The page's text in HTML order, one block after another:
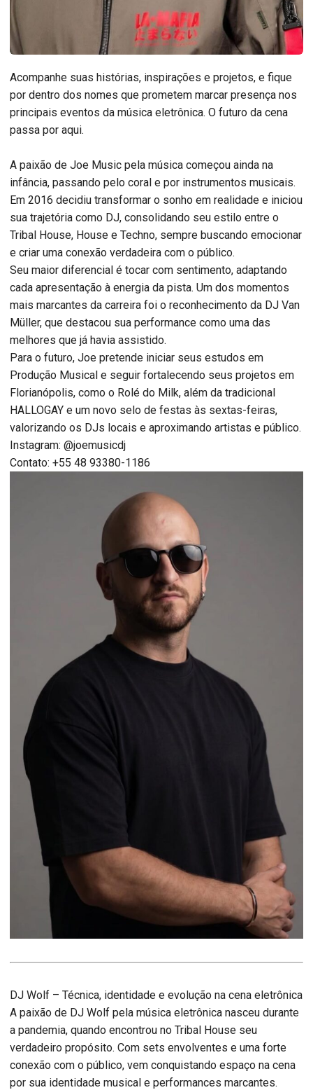
Acompanhe suas histórias, inspirações e projetos, e fique
por dentro dos nomes que prometem marcar presença nos
principais eventos da música eletrônica. O futuro da cena
passa por aqui.
A paixão de Joe Music pela música começou ainda na
infância, passando pelo coral e por instrumentos musicais.
Em 2016 decidiu transformar o sonho em realidade e iniciou
sua trajetória como DJ, consolidando seu estilo entre o
Tribal House, House e Techno, sempre buscando emocionar
e criar uma conexão verdadeira com o público.
Seu maior diferencial é tocar com sentimento, adaptando
cada apresentação à energia da pista. Um dos momentos
mais marcantes da carreira foi o reconhecimento da DJ Van
Müller, que destacou sua performance como uma das
melhores que já havia assistido.
Para o futuro, Joe pretende iniciar seus estudos em
Produção Musical e seguir fortalecendo seus projetos em
Florianópolis, como o Rolé do Milk, além da tradicional
HALLOGAY e um novo selo de festas às sextas-feiras,
valorizando os DJs locais e aproximando artistas e público.
Instagram: @joemusicdj
Contato: +55 48 93380-1186
DJ Wolf – Técnica, identidade e evolução na cena eletrônica
A paixão de DJ Wolf pela música eletrônica nasceu durante
a pandemia, quando encontrou no Tribal House seu
verdadeiro propósito. Com sets envolventes e uma forte
conexão com o público, vem conquistando espaço na cena
por sua identidade musical e performances marcantes.